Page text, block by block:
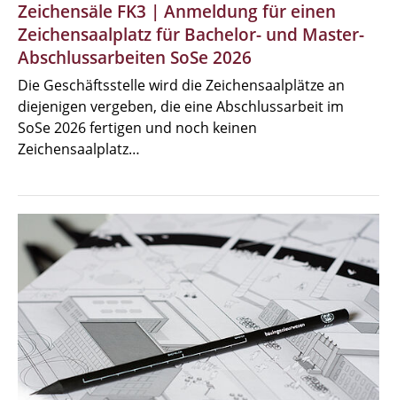
Zeichensäle FK3 | Anmeldung für einen
Zeichensaalplatz für Bachelor- und Master-
Abschlussarbeiten SoSe 2026
Die Geschäftsstelle wird die Zeichensaalplätze an
diejenigen vergeben, die eine Abschlussarbeit im
SoSe 2026 fertigen und noch keinen
Zeichensaalplatz…